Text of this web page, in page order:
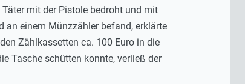
mit der Pistole bedroht und mit
an einem Münzzähler befand, erklärte
Zählkassetten ca. 100 Euro in die
Tasche schütten konnte, verließ der